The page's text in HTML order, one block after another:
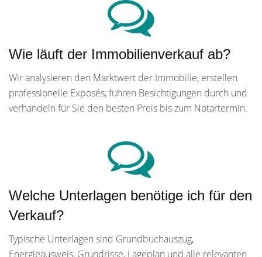
Wie läuft der Immobilienverkauf ab?
Wir analysieren den Marktwert der Immobilie, erstellen
professionelle Exposés, führen Besichtigungen durch und
verhandeln für Sie den besten Preis bis zum Notartermin.
Welche Unterlagen benötige ich für den
Verkauf?
Typische Unterlagen sind Grundbuchauszug,
Energieausweis, Grundrisse, Lageplan und alle relevanten